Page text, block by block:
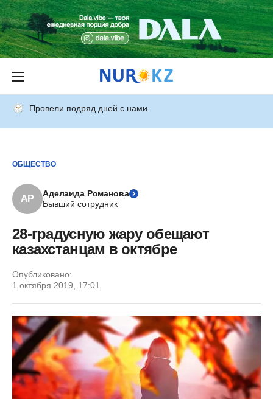
Провели подряд дней с нами
ОБЩЕСТВО
АР
Аделаида Романова
Бывший сотрудник
28-градусную жару обещают
казахстанцам в октябре
Опубликовано:
1 октября 2019, 17:01